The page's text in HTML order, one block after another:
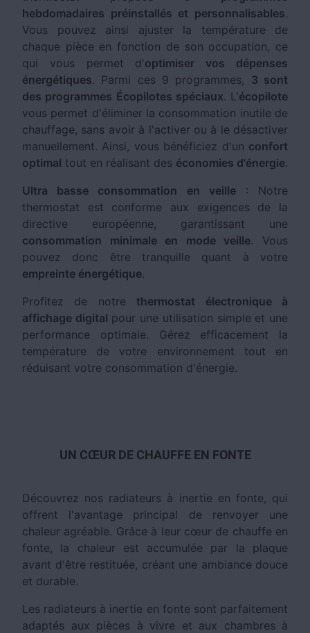
hebdomadaires préinstallés et personnalisables.
Vous pouvez ainsi ajuster la température de
chaque pièce en fonction de son occupation, ce
qui vous permet d'optimiser vos dépenses
énergétiques. Parmi ces 9 programmes, 3 sont
des programmes Écopilotes spéciaux. L'écopilote
vous permet d'éliminer la consommation inutile de
chauffage, sans avoir à l'activer ou à le désactiver
manuellement. Ainsi, vous bénéficiez d'un confort
optimal tout en réalisant des économies d'énergie.
Ultra basse consommation en veille: Notre
thermostat est conforme aux exigences de la
directive européenne, garantissant une
consommation minimale en mode veille. Vous
pouvez donc être tranquille quant à votre
empreinte énergétique.
Profitez de notre thermostat électronique à
affichage digital pour une utilisation simple et une
performance optimale. Gérez efficacement la
température de votre environnement tout en
réduisant votre consommation d'énergie.
UN CŒUR DE CHAUFFE EN FONTE
Découvrez nos radiateurs à inertie en fonte, qui
offrent l'avantage principal de renvoyer une
chaleur agréable. Grâce à leur cœur de chauffe en
fonte, la chaleur est accumulée par la plaque
avant d'être restituée, créant une ambiance douce
et durable.
Les radiateurs à inertie en fonte sont parfaitement
adaptés aux pièces à vivre et aux chambres à